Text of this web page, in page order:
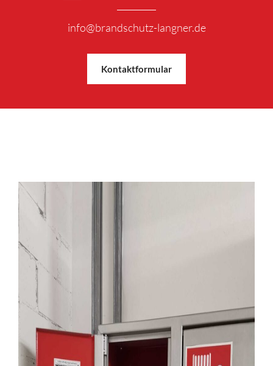
info@brandschutz-langner.de
Kontaktformular